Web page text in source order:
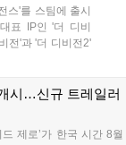
스'를 스팀에 출시
표 IP인 '더 디비
전'과 '더 디비전2'
로운 독립형 스토
시…신규 트레일러
제로’가 한국 시간 8월